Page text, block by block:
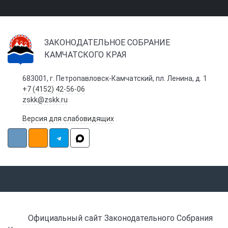
ЗАКОНОДАТЕЛЬНОЕ СОБРАНИЕ
КАМЧАТСКОГО КРАЯ
683001, г. Петропавловск-Камчатский, пл. Ленина, д. 1
+7 (4152) 42-56-06
zskk@zskk.ru
Версия для слабовидящих
Официальный сайт Законодательного Собрания